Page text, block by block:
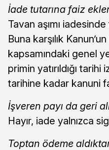
İade tutarına faiz
Tavan aşımı
Buna karşılık
kapsamındaki genel
primin yatırıldığı
tarihine kadar kanuni
İşveren payı da geri
Hayır, iade yalnızca
Toptan ödeme